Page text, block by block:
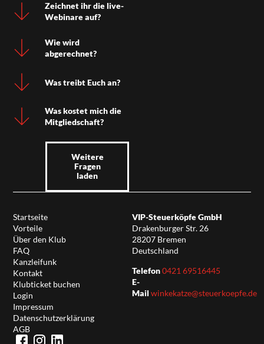
Zeichnet ihr die live-
Webinare auf?
Wie wird
abgerechnet?
Was treibt Euch an?
Was kostet mich die
Mitgliedschaft?
Weitere
Fragen
laden
Startseite
Vorteile
Über den Klub
FAQ
Kanzleifunk
Kontakt
Klubticket buchen
Login
Impressum
Datenschutzerklärung
AGB
VIP-Steuerköpfe GmbH
Drakenburger Str. 26
28207 Bremen
Deutschland
Telefon0421 69516445
E-
Mail winkekatze@steuerkoepfe.de